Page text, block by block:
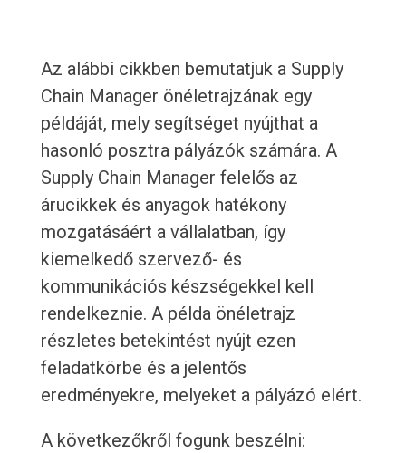
Az alábbi cikkben bemutatjuk a Supply
Chain Manager önéletrajzának egy
példáját, mely segítséget nyújthat a
hasonló posztra pályázók számára. A
Supply Chain Manager felelős az
árucikkek és anyagok hatékony
mozgatásáért a vállalatban, így
kiemelkedő szervező- és
kommunikációs készségekkel kell
rendelkeznie. A példa önéletrajz
részletes betekintést nyújt ezen
feladatkörbe és a jelentős
eredményekre, melyeket a pályázó elért.
A következőkről fogunk beszélni: